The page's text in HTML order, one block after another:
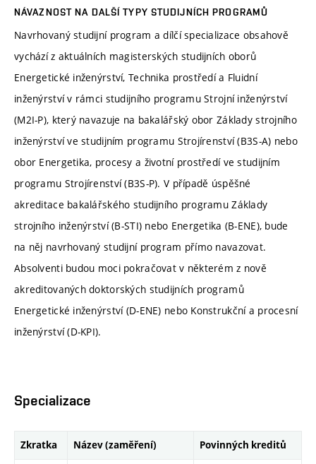
NÁVAZNOST NA DALŠÍ TYPY STUDIJNÍCH PROGRAMŮ
Navrhovaný studijní program a dílčí specializace obsahově
vychází z aktuálních magisterských studijních oborů
Energetické inženýrství, Technika prostředí a Fluidní
inženýrství v rámci studijního programu Strojní inženýrství
(M2I-P), který navazuje na bakalářský obor Základy strojního
inženýrství ve studijním programu Strojírenství (B3S-A) nebo
obor Energetika, procesy a životní prostředí ve studijním
programu Strojírenství (B3S-P). V případě úspěšné
akreditace bakalářského studijního programu Základy
strojního inženýrství (B-STI) nebo Energetika (B-ENE), bude
na něj navrhovaný studijní program přímo navazovat.
Absolventi budou moci pokračovat v některém z nově
akreditovaných doktorských studijních programů
Energetické inženýrství (D-ENE) nebo Konstrukční a procesní
inženýrství (D-KPI).
Specializace
Zkratka Název (zaměření) Povinných kreditů